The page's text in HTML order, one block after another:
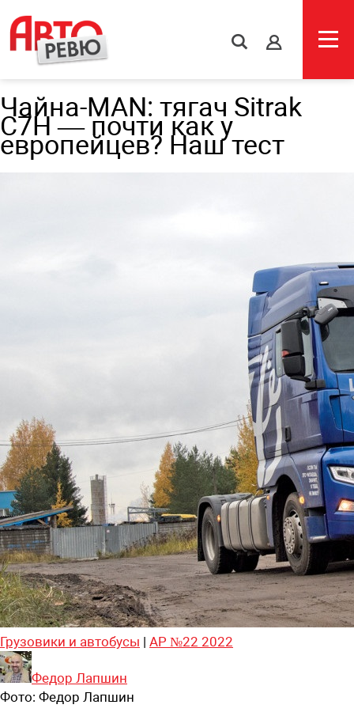
s
Чайна-MAN: тягач Sitrak
C7H — почти как у
европейцев? Наш тест
Грузовики и автобусы | АР №22 2022
Федор Лапшин
Фото: Федор Лапшин